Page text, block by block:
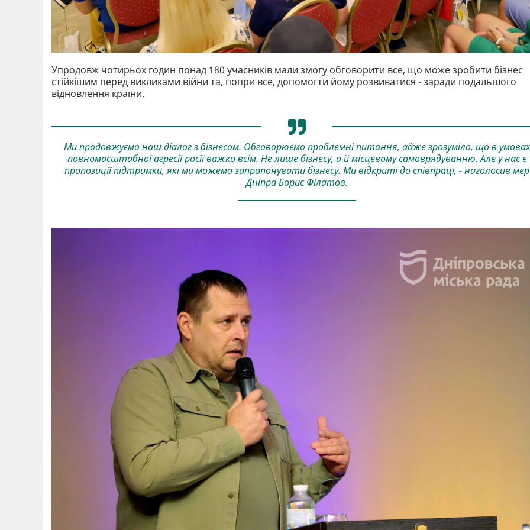
Упродовж чотирьох годин понад 180 учасників мали змогу обговорити все, що може зробити бізнес
стійкішим перед викликами війни та, попри все, допомогти йому розвиватися - заради подальшого
відновлення країни.
Ми продовжуємо наш діалог з бізнесом. Обговорюємо проблемні питання, адже зрозуміло, що в умовах
повномасштабної агресії росії важко всім. Не лише бізнесу, а й місцевому самоврядуванню. Але у нас є
пропозиції підтримки, які ми можемо запропонувати бізнесу. Ми відкриті до співпраці, - наголосив мер
Дніпра Борис Філатов.